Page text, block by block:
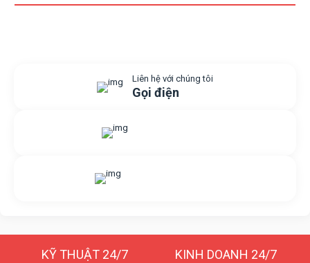
Liên hệ với chúng tôi
Gọi điện
KỸ THUẬT 24/7 KINH DOANH 24/7